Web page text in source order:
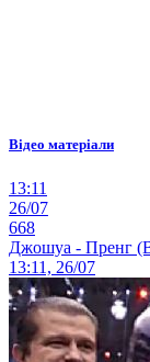
Відео матеріали
13:11
26/07
668
Джошуа - Пренг
13:11, 26/07